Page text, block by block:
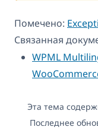
Помечено:
Связанная
WPML
Эта тема
Последнее